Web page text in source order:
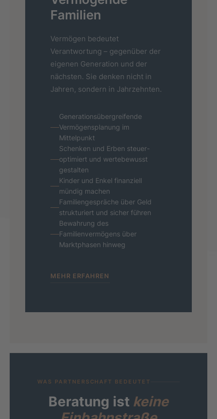
Familien
Vermögen bedeutet
Verantwortung – gegenüber der
eigenen Generation und der
nächsten. Sie denken nicht in
Jahren, sondern in Jahrzehnten.
Generations­übergreifende
Vermögensplanung im
Mittelpunkt
Schenken und Erben steuer­
optimiert und wertebewusst
gestalten
Kinder und Enkel finanziell
mündig machen
Familiengespräche über Geld
strukturiert und sicher führen
Bewahrung des
Familienvermögens über
Marktphasen hinweg
MEHR ERFAHREN
WAS PARTNERSCHAFT BEDEUTET
Beratung ist keine